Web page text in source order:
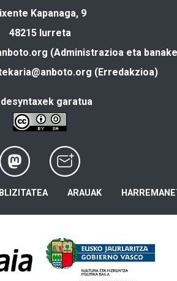
Kapanaga, 9
48215 Iurreta
(Administrazioa eta
(Erredakzioa)
garatua
ARAUAK